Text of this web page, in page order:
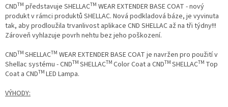
CNDTM představuje SHELLACTM WEAR EXTENDER BASE COAT - nový
produkt v rámci produktů SHELLAC. Nová podkladová báze, je vyvinuta
tak, aby prodloužila trvanlivost aplikace CND SHELLAC až na tři týdny!!!
Zároveň vyhlazuje povrh nehtu bez jeho poškození.
CNDTM SHELLACTM WEAR EXTENDER BASE COAT je navržen pro použitív
Shellac systému -CNDTM SHELLACTM Color Coat a CNDTM SHELLACTM Top
Coat a CNDTM LED Lampa.
VÝHODY: